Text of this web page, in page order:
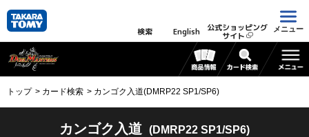
検索 English 公式ショッピング
サイト
メニュー
トップ カード検索 カンゴク入道(DMRP22 SP1/SP6)
カンゴク入道 (DMRP22 SP1/SP6)